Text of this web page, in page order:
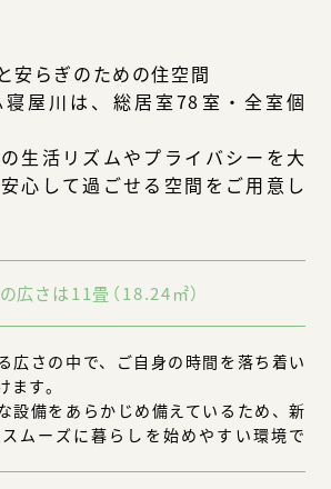
安らぎのための住空間
屋川は、総居室78室・全室個
生活リズムやプライバシーを大
心して過ごせる空間をご用意し
広さは11畳（18.24㎡）
広さの中で、ご自身の時間を落ち着い
す。
設備をあらかじめ備えているため、新
ムーズに暮らしを始めやすい環境で